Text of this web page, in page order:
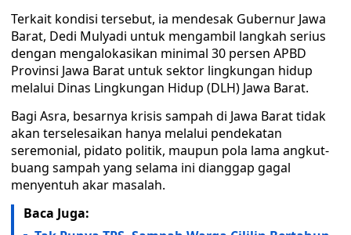
Terkait kondisi tersebut, ia mendesak Gubernur Jawa
Barat, Dedi Mulyadi untuk mengambil langkah serius
dengan mengalokasikan minimal 30 persen APBD
Provinsi Jawa Barat untuk sektor lingkungan hidup
melalui Dinas Lingkungan Hidup (DLH) Jawa Barat.
Bagi Asra, besarnya krisis sampah di Jawa Barat tidak
akan terselesaikan hanya melalui pendekatan
seremonial, pidato politik, maupun pola lama angkut-
buang sampah yang selama ini dianggap gagal
menyentuh akar masalah.
Baca Juga: